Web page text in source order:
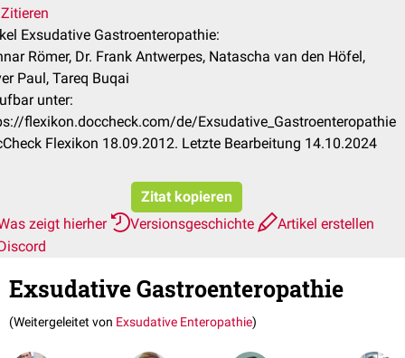
Exsudative Gastroenteropathie:
Römer, Dr. Frank Antwerpes, Natascha van den Höfel,
Paul, Tareq Buqai
unter:
flexikon.doccheck.com/de/Exsudative_Gastroenteropathie
Flexikon 18.09.2012. Letzte Bearbeitung 14.10.2024
Zitat kopieren
zeigt hierher
Versionsgeschichte
Artikel erstellen
Exsudative Gastroenteropathie
(Weitergeleitet von Exsudative Enteropathie)